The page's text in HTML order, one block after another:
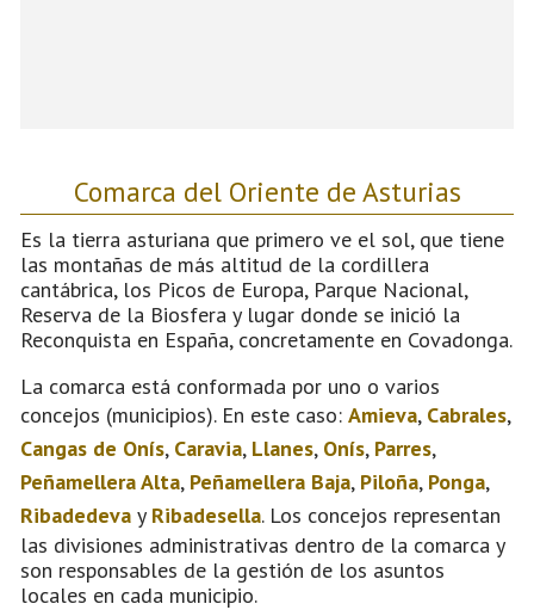
Comarca del Oriente de Asturias
Es la tierra asturiana que primero ve el sol, que tiene
las montañas de más altitud de la cordillera
cantábrica, los Picos de Europa, Parque Nacional,
Reserva de la Biosfera y lugar donde se inició la
Reconquista en España, concretamente en Covadonga.
La comarca está conformada por uno o varios
concejos (municipios). En este caso: Amieva, Cabrales,
Cangas de Onís, Caravia, Llanes, Onís, Parres,
Peñamellera Alta, Peñamellera Baja, Piloña, Ponga,
Ribadedeva y Ribadesella. Los concejos representan
las divisiones administrativas dentro de la comarca y
son responsables de la gestión de los asuntos
locales en cada municipio.